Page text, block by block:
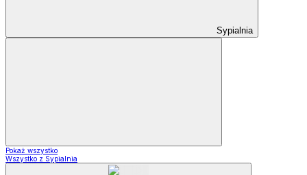
Sypialnia
Pokaż wszystko
Wszystko z Sypialnia